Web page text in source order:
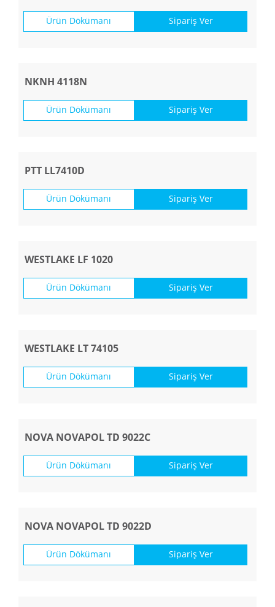
Ürün Dökümanı Sipariş Ver
NKNH 4118N
Ürün Dökümanı Sipariş Ver
PTT LL7410D
Ürün Dökümanı Sipariş Ver
WESTLAKE LF 1020
Ürün Dökümanı Sipariş Ver
WESTLAKE LT 74105
Ürün Dökümanı Sipariş Ver
NOVA NOVAPOL TD 9022C
Ürün Dökümanı Sipariş Ver
NOVA NOVAPOL TD 9022D
Ürün Dökümanı Sipariş Ver